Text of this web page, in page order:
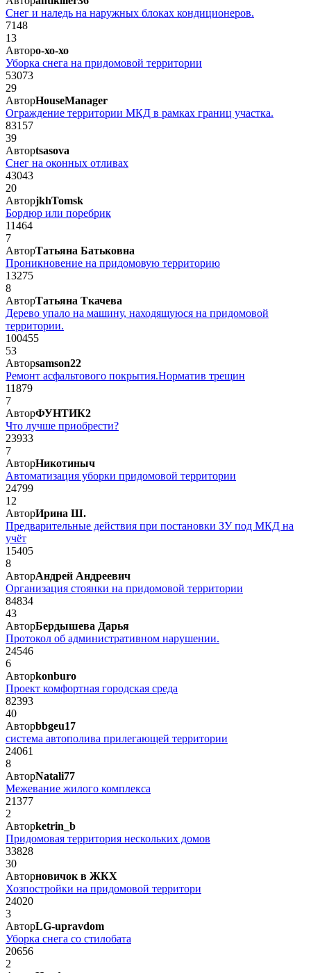
Снег и наледь на наружных блоках кондиционеров.
7148
13
Авторо-хо-хо
Уборка снега на придомовой территории
53073
29
АвторHouseManager
Ограждение территории МКД в рамках границ участка.
83157
39
Авторtsasova
Снег на оконных отливах
43043
20
АвторjkhTomsk
Бордюр или поребрик
11464
7
АвторТатьяна Батьковна
Проникновение на придомовую территорию
13275
8
АвторТатьяна Ткачева
Дерево упало на машину, находящуюся на придомовой
территории.
100455
53
Авторsamson22
Ремонт асфальтового покрытия.Норматив трещин
11879
7
АвторФУНТИК2
Что лучше приобрести?
23933
7
АвторНикотиныч
Автоматизация уборки придомовой территории
24799
12
АвторИрина Ш.
Предварительные действия при постановки ЗУ под МКД на
учёт
15405
8
АвторАндрей Андреевич
Организация стоянки на придомовой территории
84834
43
АвторБердышева Дарья
Протокол об административном нарушении.
24546
6
Авторkonburo
Проект комфортная городская среда
82393
40
Авторbbgeu17
система автополива прилегающей территории
24061
8
АвторNatali77
Межевание жилого комплекса
21377
2
Авторketrin_b
Придомовая территория нескольких домов
33828
30
Авторновичок в ЖКХ
Хозпостройки на придомовой территори
24020
3
АвторLG-upravdom
Уборка снега со стилобата
20656
2